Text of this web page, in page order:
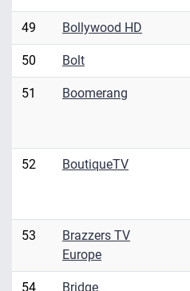
49 Bollywood HD
50 Bolt
51 Boomerang
52 BoutiqueTV
53
Brazzers TV
Europe
54 Bridge